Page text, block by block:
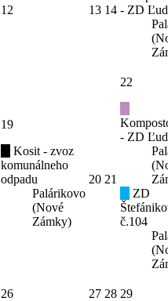
12 13 14 - ZD
19
Kosit - zvoz
komunálneho
odpadu
Palárikovo
(Nové
Zámky)
20 21
22
- ZD
ZD
č.104
26 27 28 29